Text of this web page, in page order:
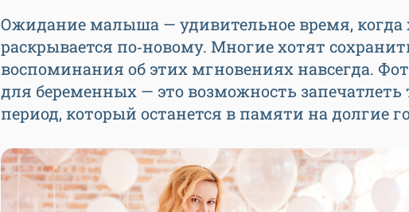
Ожидание малыша — удивительное время,
раскрывается по‑новому. Многие хотят
воспоминания об этих мгновениях навсегда.
для беременных — это возможность
период, который останется в памяти на долгие